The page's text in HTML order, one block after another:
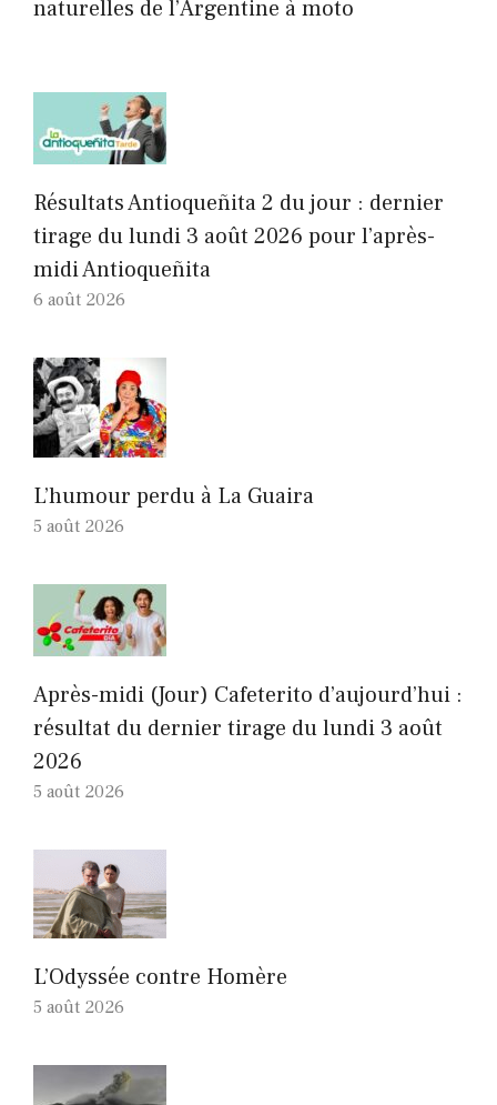
naturelles de l’Argentine à moto
Résultats Antioqueñita 2 du jour : dernier
tirage du lundi 3 août 2026 pour l’après-
midi Antioqueñita
6 août 2026
L’humour perdu à La Guaira
5 août 2026
Après-midi (Jour) Cafeterito d’aujourd’hui :
résultat du dernier tirage du lundi 3 août
2026
5 août 2026
L’Odyssée contre Homère
5 août 2026